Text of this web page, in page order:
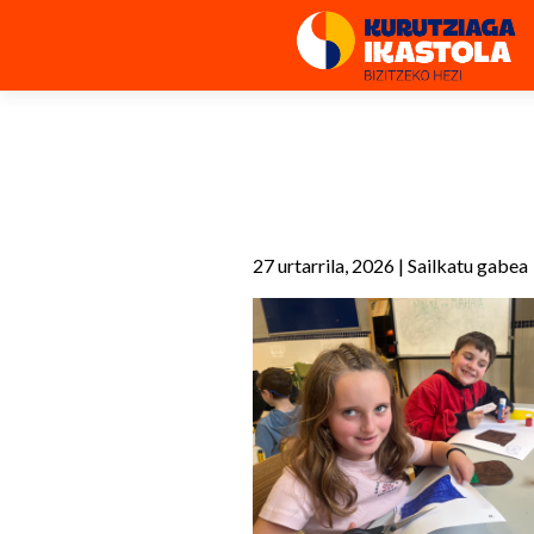
27 urtarrila, 2026 | Sailkatu gabea